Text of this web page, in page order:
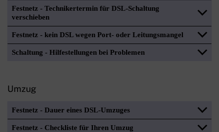
Festnetz - Technikertermin für DSL-Schaltung
verschieben
Festnetz - kein DSL wegen Port- oder Leitungsmangel
Schaltung - Hilfestellungen bei Problemen
Umzug
Festnetz - Dauer eines DSL-Umzuges
Festnetz - Checkliste für Ihren Umzug